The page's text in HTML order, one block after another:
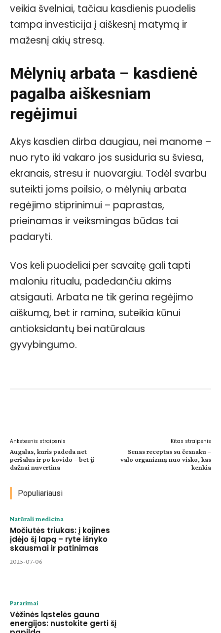
veikia švelniai, tačiau kasdienis puodelis
tampa investicija į aiškesnį matymą ir
mažesnį akių stresą.
Mėlynių arbata – kasdienė
pagalba aiškesniam
regėjimui
Akys kasdien dirba daugiau, nei manome –
nuo ryto iki vakaro jos susiduria su šviesa,
ekranais, stresu ir nuovargiu. Todėl svarbu
suteikti joms poilsio, o mėlynių arbata
regėjimo stiprinimui – paprastas,
prieinamas ir veiksmingas būdas tai
padaryti.
Vos keli puodeliai per savaitę gali tapti
maloniu ritualu, padedančiu akims
atsigauti. Arbata ne tik gerina regėjimo
aiškumą, bet ir ramina, suteikia kūnui
antioksidantų bei natūralaus
gyvybingumo.
Ankstesnis straipsnis
Augalas, kuris padeda net
peršalus ir po kovido – bet jį
dažnai nuvertina
Kitas straipsnis
Senas receptas su česnaku –
valo organizmą nuo visko, kas
kenkia
Populiariausi
Natūrali medicina
Močiutės triukas: į kojines
įdėjo šį lapą – ryte išnyko
skausmai ir patinimas
2025-07-06
Patarimai
Vėžinės ląstelės gauna
energijos: nustokite gerti šį